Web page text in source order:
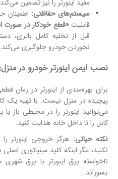
مفید اینورتر را نیز تضمین
سیستم‌های حفاظتی: اطمینان
قابلیت«قطع خودکار در صورت
قبل از تخلیه کامل باتری،
نخوردن خودرو جلوگیری می‌کند.
نصب ایمن اینورتر خودرو در
برای بهره‌مندی از اینورتر در زمان
پیچیده در منزل نیست. با تهیه یک
می‌توانید اینورتر را در محیطی باز یا
کابل را تا داخل خانه هدایت کنید.
نکته حیاتی: هرگز خروجی اینورتر
نکنید، مگر اینکه کلید مینیاتوری
ناخواسته برق اینورتر با برق
بسوزاند.